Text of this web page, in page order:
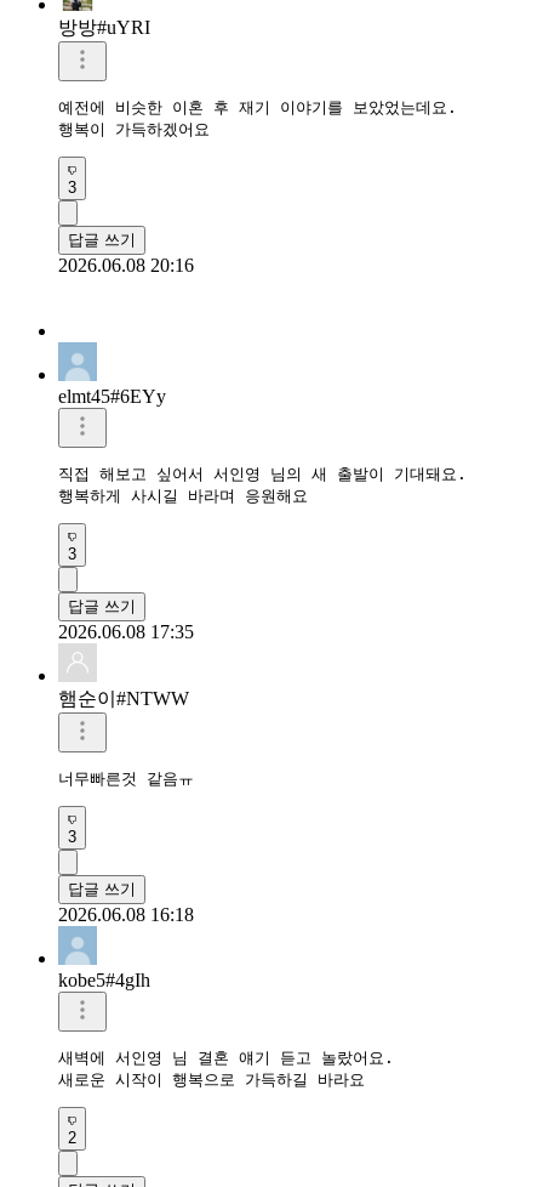
방방#uYRI
예전에 비슷한 이혼 후 재기 이야기를 보았었는데요.
행복이 가득하겠어요
3
답글 쓰기
2026.06.08 20:16
elmt45#6EYy
직접 해보고 싶어서 서인영 님의 새 출발이 기대돼요.
행복하게 사시길 바라며 응원해요
3
답글 쓰기
2026.06.08 17:35
햄순이#NTWW
너무빠른것 같음ㅠ
3
답글 쓰기
2026.06.08 16:18
kobe5#4gIh
새벽에 서인영 님 결혼 얘기 듣고 놀랐어요.
새로운 시작이 행복으로 가득하길 바라요
2